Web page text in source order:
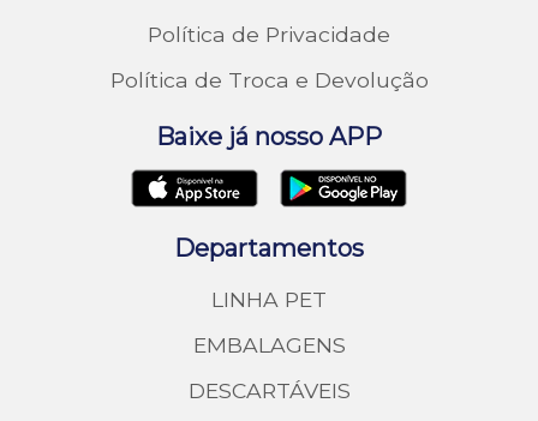
Política de Privacidade
Política de Troca e Devolução
Baixe já nosso APP
Departamentos
LINHA PET
EMBALAGENS
DESCARTÁVEIS